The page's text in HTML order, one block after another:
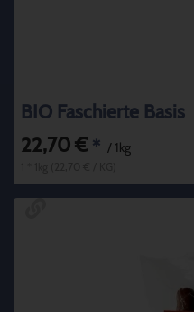
BIO Faschierte Basis
22,70 € * / 1kg